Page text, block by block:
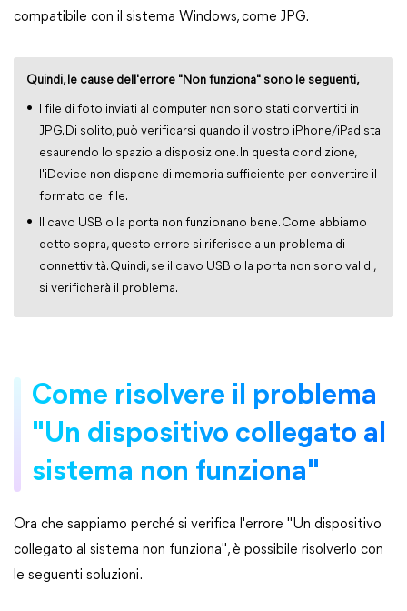
compatibile con il sistema Windows, come JPG.
Quindi, le cause dell'errore "Non funziona" sono le seguenti,
I file di foto inviati al computer non sono stati convertiti in
JPG. Di solito, può verificarsi quando il vostro iPhone/iPad sta
esaurendo lo spazio a disposizione. In questa condizione,
l'iDevice non dispone di memoria sufficiente per convertire il
formato del file.
Il cavo USB o la porta non funzionano bene. Come abbiamo
detto sopra, questo errore si riferisce a un problema di
connettività. Quindi, se il cavo USB o la porta non sono validi,
si verificherà il problema.
Come risolvere il problema
"Un dispositivo collegato al
sistema non funziona"
Ora che sappiamo perché si verifica l'errore "Un dispositivo
collegato al sistema non funziona", è possibile risolverlo con
le seguenti soluzioni.